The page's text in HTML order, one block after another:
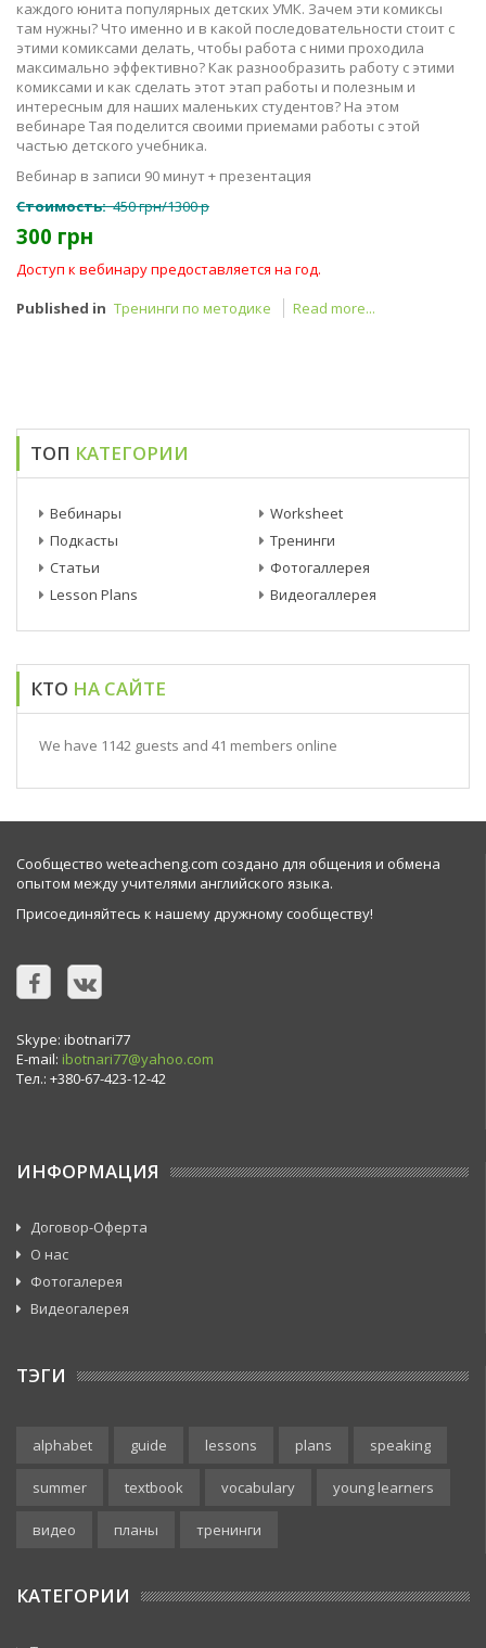
каждого юнита популярных детских УМК. Зачем эти комиксы
там нужны? Что именно и в какой последовательности стоит с
этими комиксами делать, чтобы работа с ними проходила
максимально эффективно? Как разнообразить работу с этими
комиксами и как сделать этот этап работы и полезным и
интересным для наших маленьких студентов? На этом
вебинаре Тая поделится своими приемами работы с этой
частью детского учебника.
Вебинар в записи 90 минут + презентация
Стоимость:450 грн/1300 р
300 грн
Доступ к вебинару предоставляется на год.
Published in Тренинги по методике Read more...
ТОП КАТЕГОРИИ
Вебинары
Подкасты
Статьи
Lesson Plans
Worksheet
Тренинги
Фотогаллерея
Видеогаллерея
КТО НА САЙТЕ
We have 1142 guests and 41 members online
Сообщество weteacheng.com создано для общения и обмена
опытом между учителями английского языка.
Присоединяйтесь к нашему дружному сообществу!
Skype: ibotnari77
E-mail: ibotnari77@yahoo.com
Тел.: +380-67-423-12-42
ИНФОРМАЦИЯ
Договор-Оферта
О нас
Фотогалерея
Видеогалерея
ТЭГИ
alphabet guide lessons plans speaking
summer textbook vocabulary young learners
видео планы тренинги
КАТЕГОРИИ